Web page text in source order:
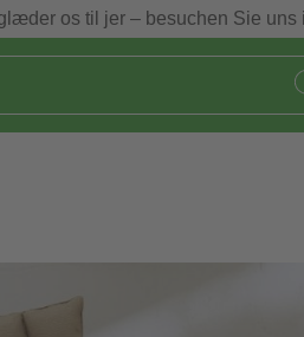
os til jer – besuchen Sie uns